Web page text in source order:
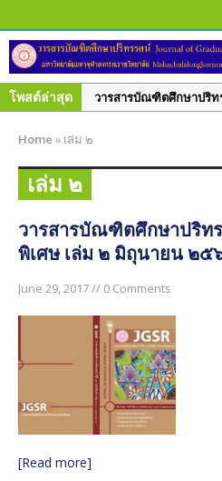
โพสต์ล่าสุด
วารสารบัณฑิตศึกษาปริ
มิ.ย. – ก.ย. ๒๕๖๑
๒๕๖๑
วารสารบัณฑิตศึกษาปริท
๒๕๖๐
วารสารบัณฑิตศึกษาปริท
๒๕๖๐
วารสารบัณฑิตศึกษาปริท
มิถุนายน ๒๕๖๐
Home » เล่ม ๒
เล่ม ๒
วารสารบัณฑิตศึกษาปริท
พิเศษ เล่ม ๒ มิถุนายน ๒๕
June 29, 2017 // 0 Comments
[Read more]